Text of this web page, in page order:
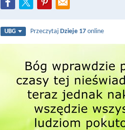
UBG PrzeczytajDzieje 17 online